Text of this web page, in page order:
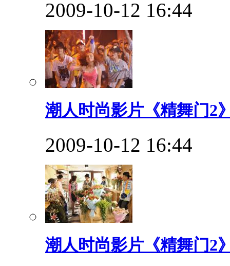
2009-10-12 16:44
潮人时尚影片《精舞门2
2009-10-12 16:44
潮人时尚影片《精舞门2